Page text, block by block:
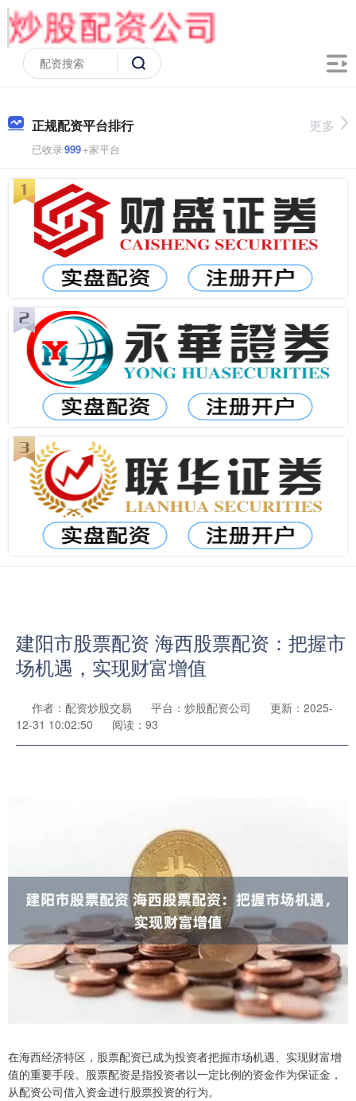
正规配资平台排行
已收录999+家平台
更多
建阳市股票配资 海西股票配资：把握市
场机遇，实现财富增值
作者：配资炒股交易 平台：炒股配资公司
更新：2025-
12-31 10:02:50
阅读：93
在海西经济特区，股票配资已成为投资者把握市场机遇、实现财富增
值的重要手段。股票配资是指投资者以一定比例的资金作为保证金，
从配资公司借入资金进行股票投资的行为。